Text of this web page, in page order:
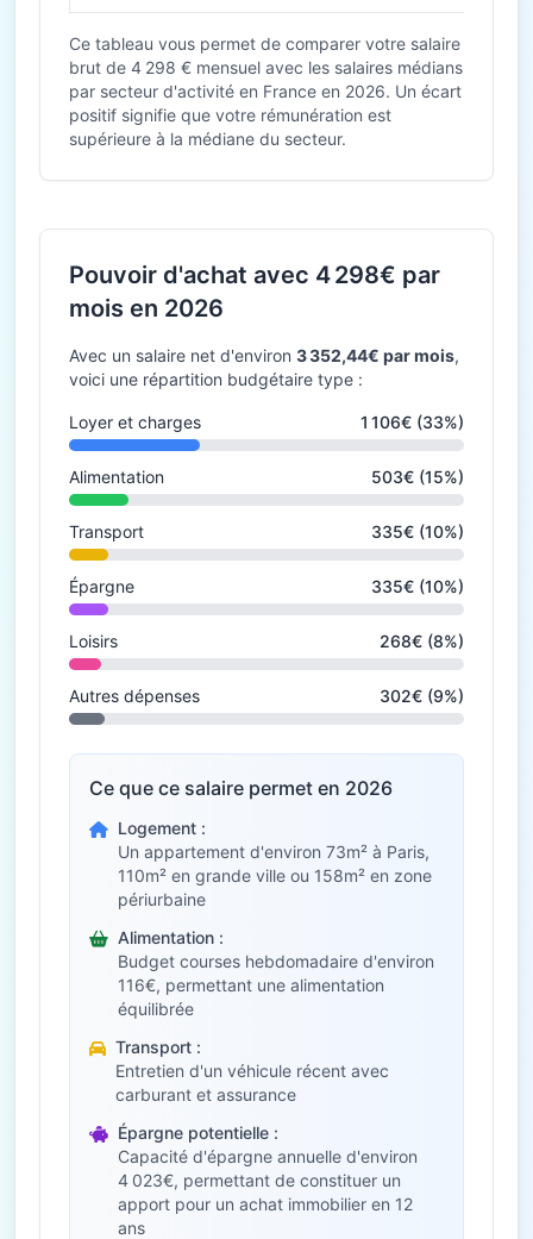
Ce tableau vous permet de comparer votre salaire
brut de 4 298 € mensuel avec les salaires médians
par secteur d'activité en France en 2026. Un écart
positif signifie que votre rémunération est
supérieure à la médiane du secteur.
Pouvoir d'achat avec 4 298€ par
mois en 2026
Avec un salaire net d'environ 3 352,44€ par mois,
voici une répartition budgétaire type :
Loyer et charges 1 106€ (33%)
Alimentation 503€ (15%)
Transport 335€ (10%)
Épargne 335€ (10%)
Loisirs 268€ (8%)
Autres dépenses 302€ (9%)
Ce que ce salaire permet en 2026
Logement :
Un appartement d'environ 73m² à Paris,
110m² en grande ville ou 158m² en zone
périurbaine
Alimentation :
Budget courses hebdomadaire d'environ
116€, permettant une alimentation
équilibrée
Transport :
Entretien d'un véhicule récent avec
carburant et assurance
Épargne potentielle :
Capacité d'épargne annuelle d'environ
4 023€, permettant de constituer un
apport pour un achat immobilier en 12
ans